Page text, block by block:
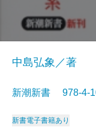
中島弘象／著
新潮新書 978-4-
新書電子書籍あり